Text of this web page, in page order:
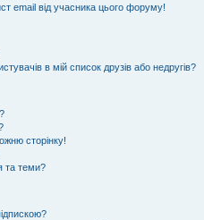
email від учасника цього форуму!
в мій список друзів або недругів?
сторінку!
та теми?